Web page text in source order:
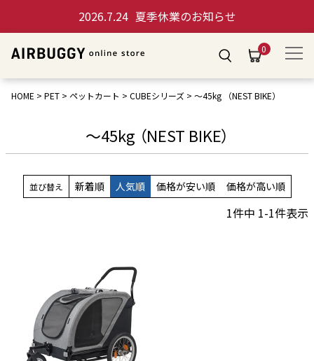
2026.7.24 夏季休業のお知らせ
0
HOME PET ペットカート CUBEシリーズ ～45kg （NEST BIKE）
～45kg （NEST BIKE）
並び替え 新着順 人気順 価格が安い順 価格が高い順
1件中 1-1件表示